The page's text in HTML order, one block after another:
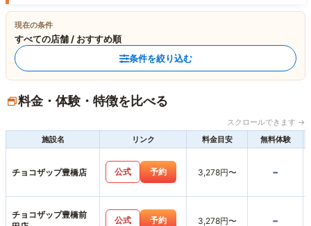
現在の条件
すべての店舗 / おすすめ順
条件を絞り込む
料金・体験・特徴を比べる
スクロールできます →
施設名
リンク 料金目安 無料体験
チョコザップ豊橋店 公式 予約 3,278円〜 -
チョコザップ豊橋前
公式 予約 3,278円〜 -